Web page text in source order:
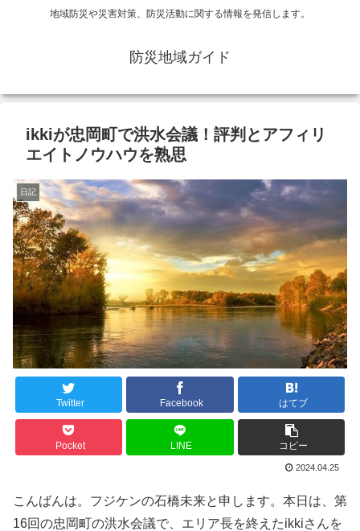
地域防災や災害対策、防災活動に関する情報を発信します。
防災地域ガイド
ikkiが忠岡町で洪水会議！評判とアフィリ
エイトノウハウを熟思
日記
Twitter Facebook はてブ
Pocket LINE コピー
2024.04.25
こんばんは。フジケンの石橋未来と申します。本日は、第
16回の忠岡町の洪水会議で、エリア長を終えたikkiさんを